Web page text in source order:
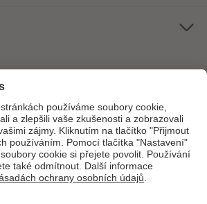
týkající se fotoproduktů nebo objednávek,
+ 420 272 071 395[Po - Pá: 8:30 - 17:00 h]